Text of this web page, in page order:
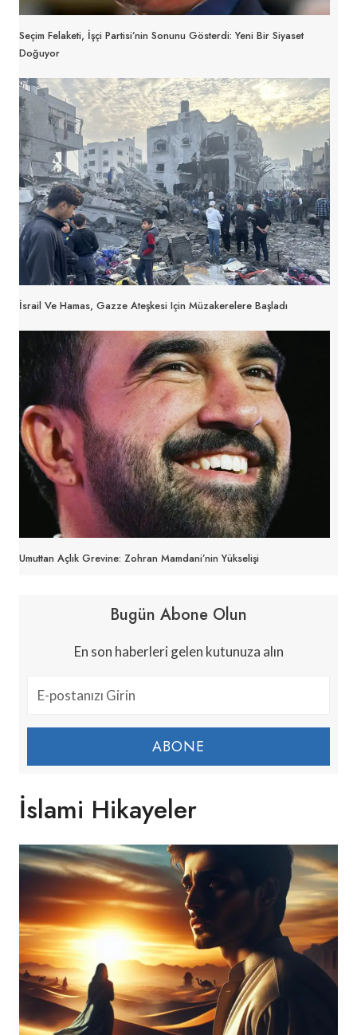
Seçim Felaketi, İşçi Partisi’nin Sonunu Gösterdi: Yeni Bir Siyaset
Doğuyor
İsrail Ve Hamas, Gazze Ateşkesi Için Müzakerelere Başladı
Umuttan Açlık Grevine: Zohran Mamdani’nin Yükselişi
Bugün Abone Olun
En son haberleri gelen kutunuza alın
ABONE
İslami Hikayeler